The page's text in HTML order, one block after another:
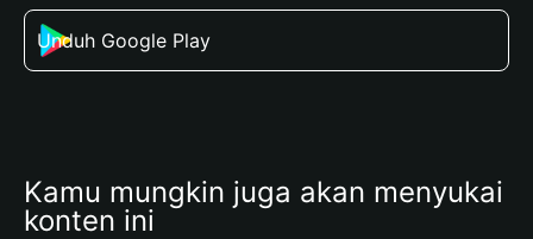
Unduh Google Play
Kamu mungkin juga akan menyukai
konten ini